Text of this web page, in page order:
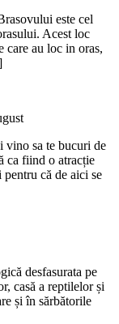
este cel
Acest loc
care au loc in oras,
vino sa te bucuri de
ca fiind o atracție
că de aici se
desfasurata pe
casă a reptilelor și
și în sărbătorile